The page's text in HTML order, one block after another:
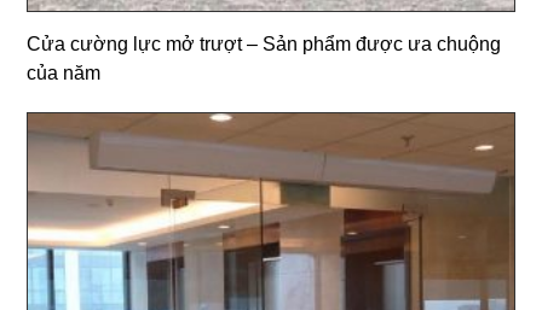
Cửa cường lực mở trượt – Sản phẩm được ưa chuộng
của năm